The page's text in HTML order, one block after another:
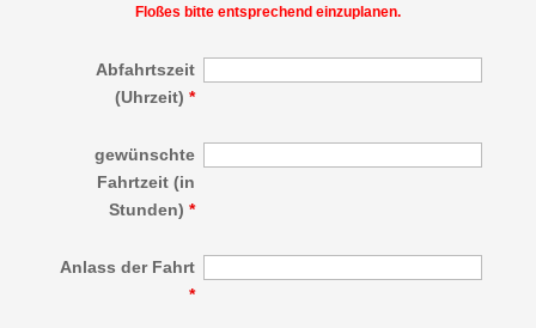
Floßes bitte entsprechend einzuplanen.
Abfahrtszeit
(Uhrzeit)*
gewünschte
Fahrtzeit (in
Stunden)*
Anlass der Fahrt
*